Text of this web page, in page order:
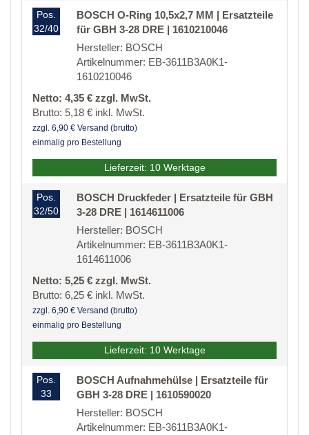
Pos.
32/40
BOSCH O-Ring 10,5x2,7 MM | Ersatzteile
für GBH 3-28 DRE | 1610210046
Hersteller: BOSCH
Artikelnummer: EB-3611B3A0K1-
1610210046
Netto: 4,35 € zzgl. MwSt.
Brutto: 5,18 € inkl. MwSt.
zzgl. 6,90 € Versand (brutto)
einmalig pro Bestellung
Lieferzeit: 10 Werktage
Pos.
32/50
BOSCH Druckfeder | Ersatzteile für GBH
3-28 DRE | 1614611006
Hersteller: BOSCH
Artikelnummer: EB-3611B3A0K1-
1614611006
Netto: 5,25 € zzgl. MwSt.
Brutto: 6,25 € inkl. MwSt.
zzgl. 6,90 € Versand (brutto)
einmalig pro Bestellung
Lieferzeit: 10 Werktage
Pos.
33
BOSCH Aufnahmehülse | Ersatzteile für
GBH 3-28 DRE | 1610590020
Hersteller: BOSCH
Artikelnummer: EB-3611B3A0K1-